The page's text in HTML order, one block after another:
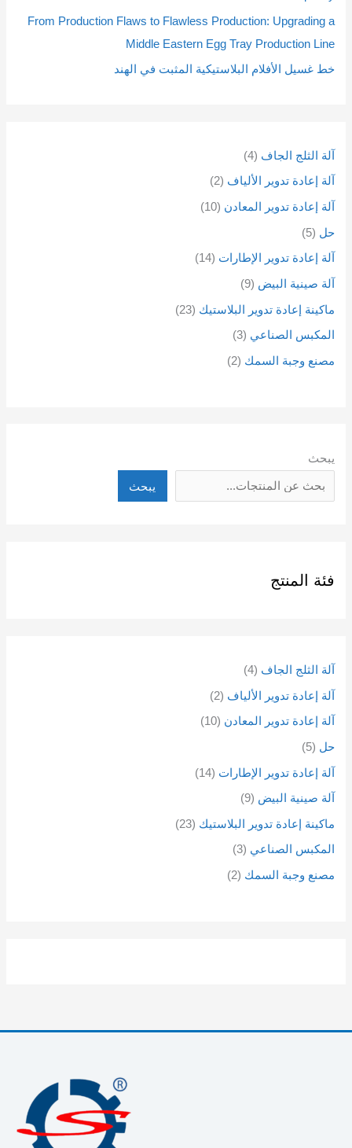
From Production Flaws to Flawless Production: Upgrading a
Middle Eastern Egg Tray Production Line
خط غسيل الأفلام البلاستيكية المثبت في الهند
آلة الثلج الجاف 4
آلة إعادة تدوير الألياف 2
آلة إعادة تدوير المعادن 10
حل 5
آلة إعادة تدوير الإطارات 14
آلة صينية البيض 9
ماكينة إعادة تدوير البلاستيك 23
المكبس الصناعي 3
مصنع وجبة السمك 2
يبحث
يبحث
فئة المنتج
آلة الثلج الجاف 4
آلة إعادة تدوير الألياف 2
آلة إعادة تدوير المعادن 10
حل 5
آلة إعادة تدوير الإطارات 14
آلة صينية البيض 9
ماكينة إعادة تدوير البلاستيك 23
المكبس الصناعي 3
مصنع وجبة السمك 2